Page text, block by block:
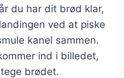
du har dit brød klar,
ved at piske
kanel sammen.
ind i billedet,
brødet.